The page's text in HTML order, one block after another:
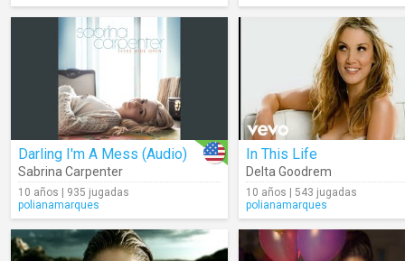
Darling I'm A Mess (Audio)
Sabrina Carpenter
10 años | 935 jugadas
polianamarques
In This Life
Delta Goodrem
10 años | 543 jugadas
polianamarques